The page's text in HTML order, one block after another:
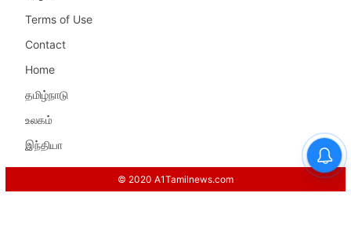
Terms of Use
Contact
Home
தமிழ்நாடு
உலகம்
இந்தியா
© 2020 A1Tamilnews.com